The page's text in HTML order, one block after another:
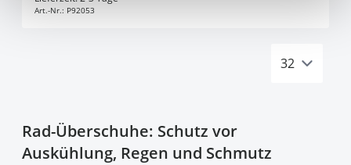
Art.-Nr.: P92053
Rad-Überschuhe: Schutz vor
Auskühlung, Regen und Schmutz